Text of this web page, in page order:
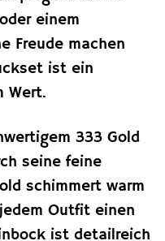
einem
Freude machen
ist ein
Wert.
333 Gold
seine feine
schimmert warm
Outfit einen
ist detailreich